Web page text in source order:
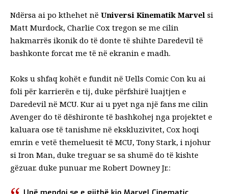
Ndërsa ai po kthehet në Universi Kinematik Marvel si
Matt Murdock, Charlie Cox tregon se me cilin
hakmarrës ikonik do të donte të shihte Daredevil të
bashkonte forcat me të në ekranin e madh.
Koks u shfaq kohët e fundit në Uells Comic Con ku ai
foli për karrierën e tij, duke përfshirë luajtjen e
Daredevil në MCU. Kur ai u pyet nga një fans me cilin
Avenger do të dëshironte të bashkohej nga projektet e
kaluara ose të tanishme në ekskluzivitet, Cox hoqi
emrin e vetë themeluesit të MCU, Tony Stark, i njohur
si Iron Man, duke treguar se sa shumë do të kishte
gëzuar. duke punuar me Robert Downey Jr.: